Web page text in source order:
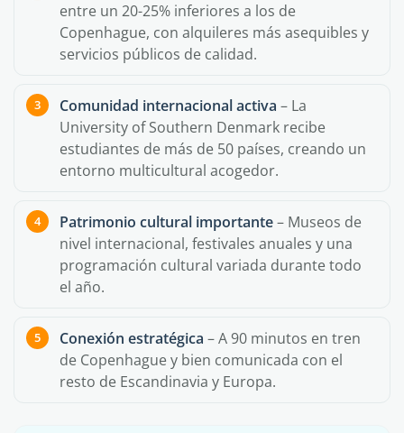
entre un 20-25% inferiores a los de
Copenhague, con alquileres más asequibles y
servicios públicos de calidad.
Comunidad internacional activa – La
University of Southern Denmark recibe
estudiantes de más de 50 países, creando un
entorno multicultural acogedor.
Patrimonio cultural importante– Museos de
nivel internacional, festivales anuales y una
programación cultural variada durante todo
el año.
Conexión estratégica – A 90 minutos en tren
de Copenhague y bien comunicada con el
resto de Escandinavia y Europa.